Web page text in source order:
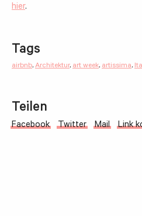
hier.
Tags
airbnb, Architektur, art week, artissima,
Teilen
Facebook Twitter Mail Link